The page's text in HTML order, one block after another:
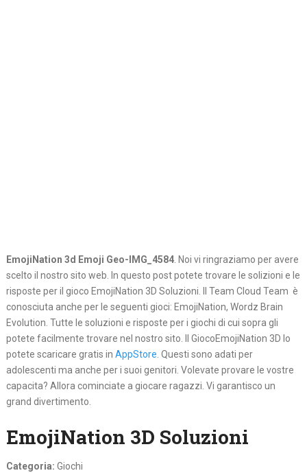
EmojiNation 3d Emoji Geo-IMG_4584. Noi vi ringraziamo per avere
scelto il nostro sito web. In questo post potete trovare le solizioni e le
risposte per il gioco EmojiNation 3D Soluzioni. Il Team Cloud Team è
conosciuta anche per le seguenti gioci: EmojiNation, Wordz Brain
Evolution. Tutte le soluzioni e risposte per i giochi di cui sopra gli
potete facilmente trovare nel nostro sito. Il GiocoEmojiNation 3D lo
potete scaricare gratis in AppStore. Questi sono adati per
adolescenti ma anche per i suoi genitori. Volevate provare le vostre
capacita? Allora cominciate a giocare ragazzi. Vi garantisco un
grand divertimento.
EmojiNation 3D Soluzioni
Categoria: Giochi